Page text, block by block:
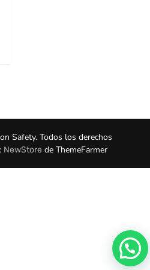
Safety. Todos los derechos
NewStore de ThemeFarmer